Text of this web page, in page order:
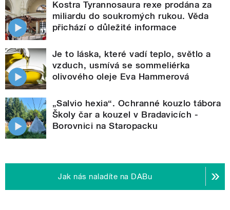
Kostra Tyrannosaura rexe prodána za
miliardu do soukromých rukou. Věda
přichází o důležité informace
Je to láska, které vadí teplo, světlo a
vzduch, usmívá se sommeliérka
olivového oleje Eva Hammerová
„Salvio hexia“. Ochranné kouzlo tábora
Školy čar a kouzel v Bradavicích -
Borovnici na Staropacku
Jak nás naladíte na DABu